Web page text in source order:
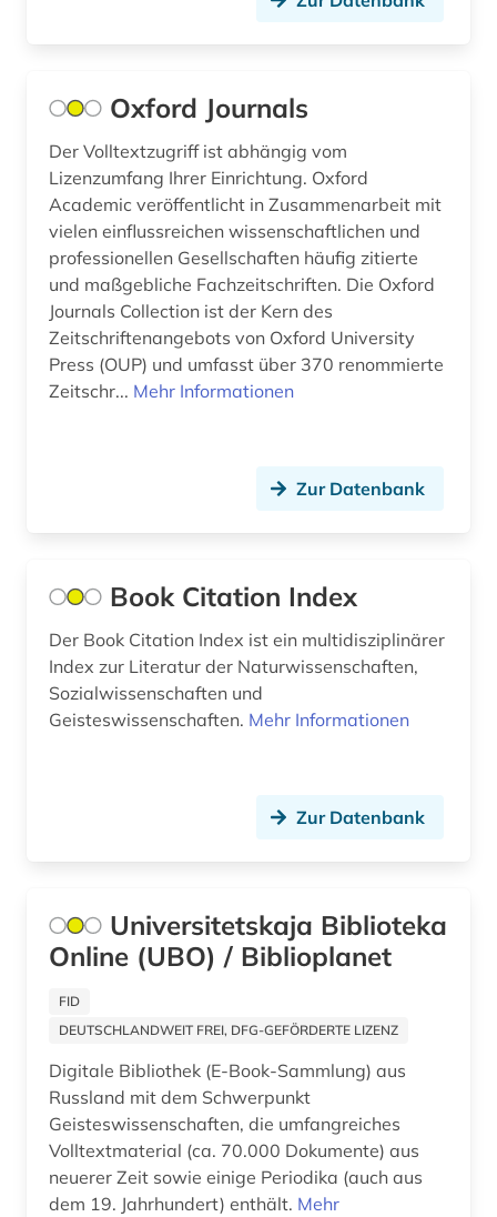
Oxford Journals
Der Volltextzugriff ist abhängig vom
Lizenzumfang Ihrer Einrichtung. Oxford
Academic veröffentlicht in Zusammenarbeit mit
vielen einflussreichen wissenschaftlichen und
professionellen Gesellschaften häufig zitierte
und maßgebliche Fachzeitschriften. Die Oxford
Journals Collection ist der Kern des
Zeitschriftenangebots von Oxford University
Press (OUP) und umfasst über 370 renommierte
Zeitschr... Mehr Informationen
Zur Datenbank
Book Citation Index
Der Book Citation Index ist ein multidisziplinärer
Index zur Literatur der Naturwissenschaften,
Sozialwissenschaften und
Geisteswissenschaften. Mehr Informationen
Zur Datenbank
Universitetskaja Biblioteka
Online (UBO) / Biblioplanet
FID
DEUTSCHLANDWEIT FREI, DFG-GEFÖRDERTE LIZENZ
Digitale Bibliothek (E-Book-Sammlung) aus
Russland mit dem Schwerpunkt
Geisteswissenschaften, die umfangreiches
Volltextmaterial (ca. 70.000 Dokumente) aus
neuerer Zeit sowie einige Periodika (auch aus
dem 19. Jahrhundert) enthält. Mehr